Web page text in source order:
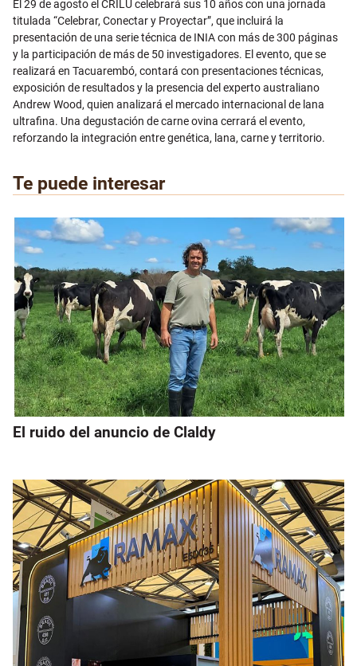
El 29 de agosto el CRILU celebrará sus 10 años con una jornada
titulada “Celebrar, Conectar y Proyectar”, que incluirá la
presentación de una serie técnica de INIA con más de 300 páginas
y la participación de más de 50 investigadores. El evento, que se
realizará en Tacuarembó, contará con presentaciones técnicas,
exposición de resultados y la presencia del experto australiano
Andrew Wood, quien analizará el mercado internacional de lana
ultrafina. Una degustación de carne ovina cerrará el evento,
reforzando la integración entre genética, lana, carne y territorio.
Te puede interesar
El ruido del anuncio de Claldy